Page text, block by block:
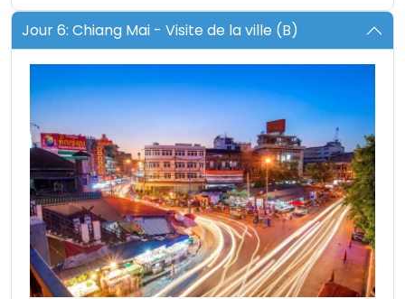
Jour 6: Chiang Mai - Visite de la ville (B)